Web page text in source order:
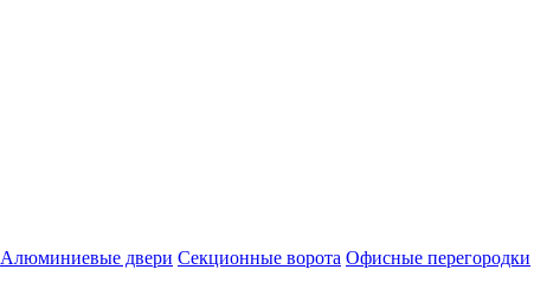
Алюминиевые двери Секционные ворота Офисные перегородки